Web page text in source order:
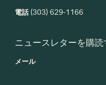
電話(303) 629-1166
ニュースレターを購読
メール